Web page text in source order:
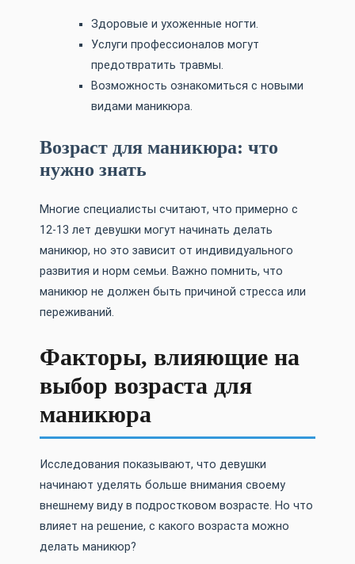
Здоровые и ухоженные ногти.
Услуги профессионалов могут
предотвратить травмы.
Возможность ознакомиться с новыми
видами маникюра.
Возраст для маникюра: что
нужно знать
Многие специалисты считают, что примерно с
12-13 лет девушки могут начинать делать
маникюр, но это зависит от индивидуального
развития и норм семьи. Важно помнить, что
маникюр не должен быть причиной стресса или
переживаний.
Факторы, влияющие на
выбор возраста для
маникюра
Исследования показывают, что девушки
начинают уделять больше внимания своему
внешнему виду в подростковом возрасте. Но что
влияет на решение, с какого возраста можно
делать маникюр?